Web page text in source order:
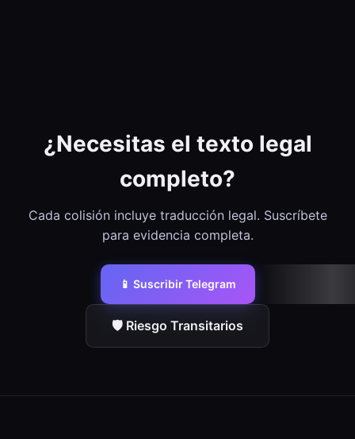
¿Necesitas el texto legal
completo?
Cada colisión incluye traducción legal. Suscríbete
para evidencia completa.
📱 Suscribir Telegram
🛡️ Riesgo Transitarios